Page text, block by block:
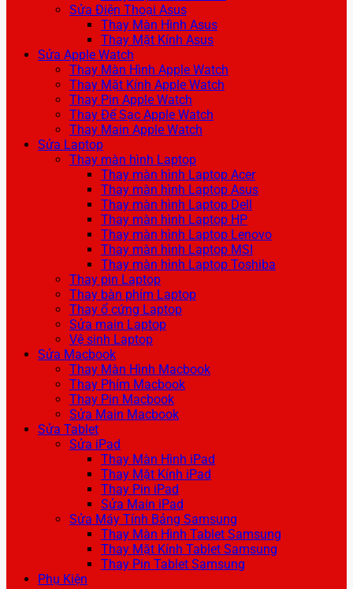
Sửa Điện Thoại Asus
Thay Màn Hình Asus
Thay Mặt Kính Asus
Sửa Apple Watch
Thay Màn Hình Apple Watch
Thay Mặt Kính Apple Watch
Thay Pin Apple Watch
Thay Đế Sạc Apple Watch
Thay Main Apple Watch
Sửa Laptop
Thay màn hình Laptop
Thay màn hình Laptop Acer
Thay màn hình Laptop Asus
Thay màn hình Laptop Dell
Thay màn hình Laptop HP
Thay màn hình Laptop Lenovo
Thay màn hình Laptop MSI
Thay màn hình Laptop Toshiba
Thay pin Laptop
Thay bàn phím Laptop
Thay ổ cứng Laptop
Sửa main Laptop
Vệ sinh Laptop
Sửa Macbook
Thay Màn Hình Macbook
Thay Phím Macbook
Thay Pin Macbook
Sửa Main Macbook
Sửa Tablet
Sửa iPad
Thay Màn Hình iPad
Thay Mặt Kính iPad
Thay Pin iPad
Sửa Main iPad
Sửa Máy Tính Bảng Samsung
Thay Màn Hình Tablet Samsung
Thay Mặt Kính Tablet Samsung
Thay Pin Tablet Samsung
Phụ Kiện